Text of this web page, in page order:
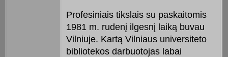
Profesiniais tikslais su paskaitomis
1981 m. rudenį ilgesnį laiką buvau
Vilniuje. Kartą Vilniaus universiteto
bibliotekos darbuotojas labai